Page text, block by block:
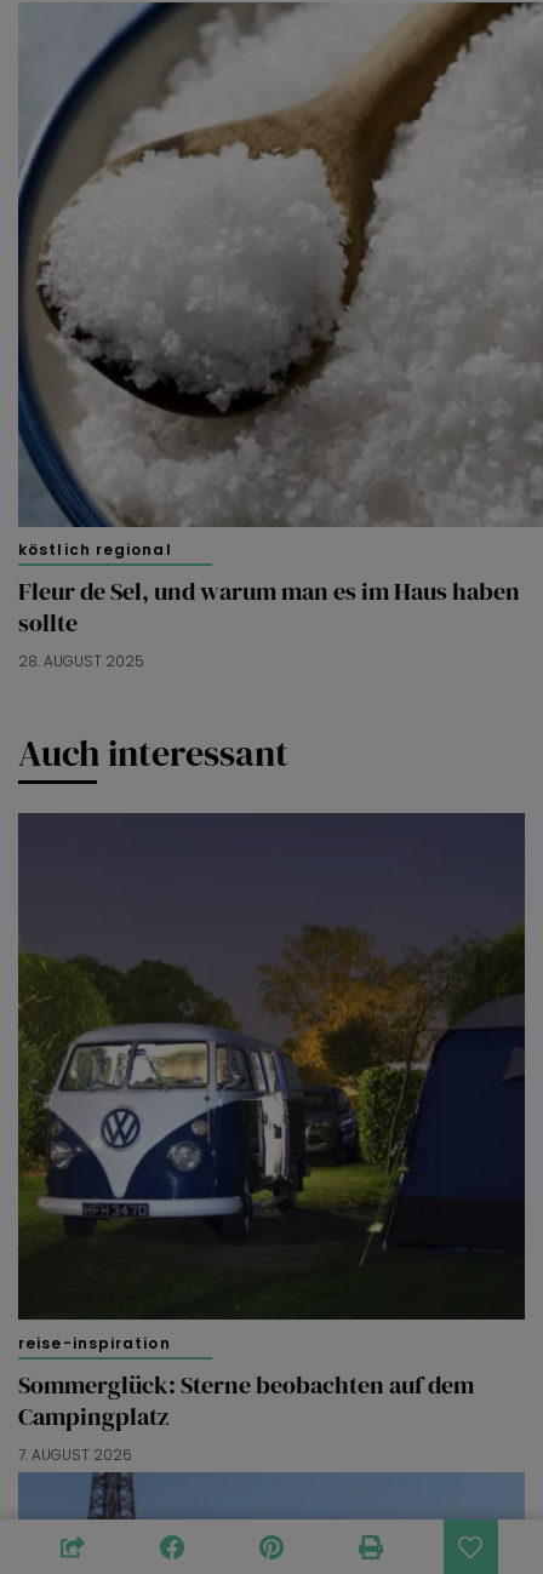
köstlich regional
Fleur de Sel, und warum man es im Haus haben
sollte
28. AUGUST 2025
Auch interessant
reise-inspiration
Sommerglück: Sterne beobachten auf dem
Campingplatz
7. AUGUST 2026